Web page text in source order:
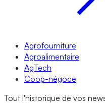
Agrofourniture
Agroalimentaire
AgTech
Coop-négoce
Tout l'historique de vos